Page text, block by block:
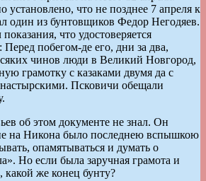
установлено, что не позднее 7 апреля к
один из бунтовщиков Федор Негодяев.
что удостоверяется
побегом-де его, дни за два,
чинов люди в Великий Новгород,
грамотку с казаками двумя да с
Псковичи обещали
об этом документе не знал. Он
на Никона было последнею вспышкою
опамятываться и думать о
Но если была заручная грамота и
какой же конец бунту?